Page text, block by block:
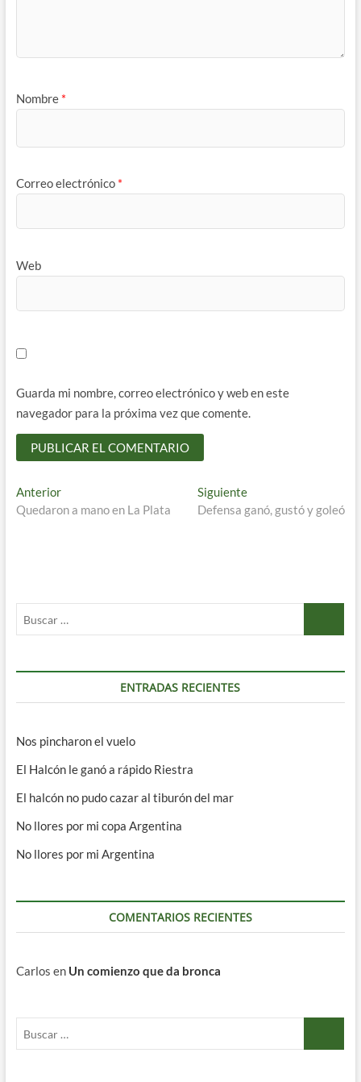
Nombre *
Correo electrónico *
Web
Guarda mi nombre, correo electrónico y web en este
navegador para la próxima vez que comente.
Navegación
de
AnteriorEntrada
anterior:
Quedaron a mano en La Plata
SiguienteEntrada
siguiente:
Defensa ganó, gustó y goleó
ENTRADAS RECIENTES
Nos pincharon el vuelo
El Halcón le ganó a rápido Riestra
El halcón no pudo cazar al tiburón del mar
No llores por mi copa Argentina
No llores por mi Argentina
COMENTARIOS RECIENTES
Carlos en Un comienzo que da bronca